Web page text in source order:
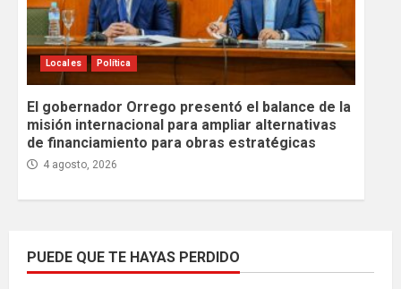
Locales Política
El gobernador Orrego presentó el balance de la
misión internacional para ampliar alternativas
de financiamiento para obras estratégicas
4 agosto, 2026
PUEDE QUE TE HAYAS PERDIDO